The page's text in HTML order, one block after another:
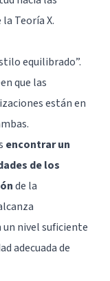
Teoría X.
equilibrado”.
que las
están en
encontrar un
de los
de la
nivel suficiente
adecuada de